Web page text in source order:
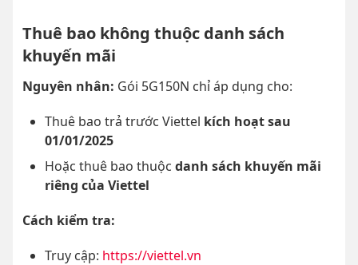
Thuê bao không thuộc danh sách
khuyến mãi
Nguyên nhân: Gói 5G150N chỉ áp dụng cho:
Thuê bao trả trước Viettel kích hoạt sau
01/01/2025
Hoặc thuê bao thuộc danh sách khuyến mãi
riêng của Viettel
Cách kiểm tra:
Truy cập: https://viettel.vn